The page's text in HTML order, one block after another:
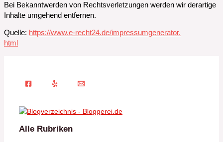
Bei Bekanntwerden von Rechtsverletzungen werden wir derartige
Inhalte umgehend entfernen.
Quelle: https://www.e-recht24.de/impressumgenerator.
html
Alle Rubriken